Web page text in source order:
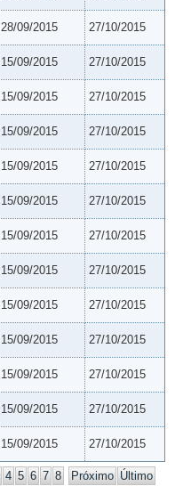
28/09/2015 27/10/2015
15/09/2015 27/10/2015
15/09/2015 27/10/2015
15/09/2015 27/10/2015
15/09/2015 27/10/2015
15/09/2015 27/10/2015
15/09/2015 27/10/2015
15/09/2015 27/10/2015
15/09/2015 27/10/2015
15/09/2015 27/10/2015
15/09/2015 27/10/2015
15/09/2015 27/10/2015
15/09/2015 27/10/2015
4 5 6 7 8 Próximo Último